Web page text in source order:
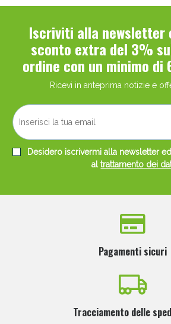
Iscriviti alla newsletter
sconto extra del 3%
ordine con un minimo di
Ricevi in anteprima notizie e
Desidero iscrivermi alla newsletter
altrattamento dei
Pagamenti sicuri
Tracciamento delle